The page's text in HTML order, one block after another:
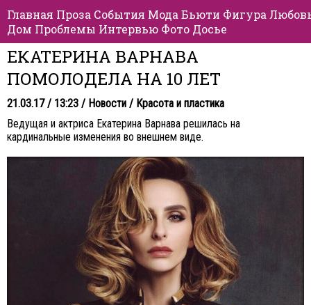
Главная Проза События Мода Бьюти Фигура
Дом Проблемы Интервью Фото Досье
ЕКАТЕРИНА ВАРНАВА
ПОМОЛОДЕЛА НА 10 ЛЕТ
21.03.17 / 13:23 / Новости / Красота и пластика
Ведущая и актриса Екатерина Варнава решилась на
кардинальные изменения во внешнем виде.